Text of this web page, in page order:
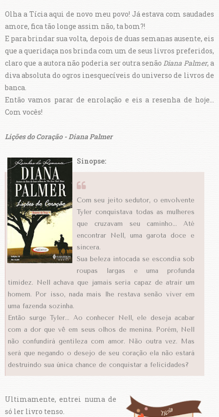
Olha a Tícia aqui de novo meu povo! Já estava com saudades
amore, fica tão longe assim não, ta bom?!
E para brindar sua volta, depois de duas semanas ausente, eis
que a queridaça nos brinda com um de seus livros preferidos,
claro que a autora não poderia ser outra senãoDiana Palmer, a
diva absoluta do ogros inesquecíveis do universo de livros de
banca.
Então vamos parar de enrolação e eis a resenha de hoje...
Com vocês!
Lições do Coração - Diana Palmer
Sinopse:
Com seu jeito sedutor, o envolvente
Tyler conquistava todas as mulheres
que cruzavam seu caminho... Até
encontrar Nell, uma garota doce e
sincera.
Sua beleza intocada se escondia sob
roupas largas e uma profunda
timidez. Nell achava que jamais seria capaz de atrair um
homem. Por isso, nada mais lhe restava senão viver em
uma fazenda sozinha.
Então surge Tyler... Ao conhecer Nell, ele deseja acabar
com a dor que vê em seus olhos de menina. Porém, Nell
não confundirá gentileza com amor. Não outra vez. Mas
será que negando o desejo de seu coração ela não estará
destruindo sua única chance de conquistar a felicidades?
Ultimamente, entrei numa de
só ler livro tenso.